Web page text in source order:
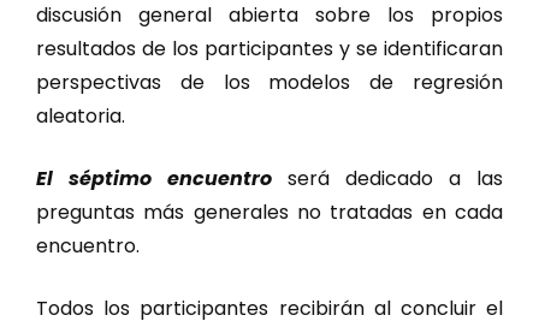
discusión general abierta sobre los propios
resultados de los participantes y se identificaran
perspectivas de los modelos de regresión
aleatoria.
El séptimo encuentro será dedicado a las
preguntas más generales no tratadas en cada
encuentro.
Todos los participantes recibirán al concluir el